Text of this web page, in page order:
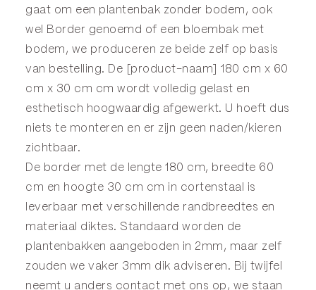
gaat om een plantenbak zonder bodem, ook
wel
Border genoemd of een bloembak met
bodem, we produceren ze beide zelf op basis
van bestelling. De [product-naam] 180 cm x 60
cm x 30 cm cm wordt volledig gelast en
esthetisch hoogwaardig afgewerkt. U hoeft dus
niets te monteren en er zijn geen naden/kieren
zichtbaar.
De border met de lengte 180 cm, breedte 60
cm en hoogte 30 cm cm in cortenstaal is
leverbaar met verschillende randbreedtes en
materiaal diktes. Standaard worden de
plantenbakken aangeboden in 2mm, maar zelf
zouden we vaker 3mm dik adviseren. Bij twijfel
neemt u anders contact met ons op, we staan